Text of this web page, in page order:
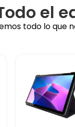
el
todo lo que